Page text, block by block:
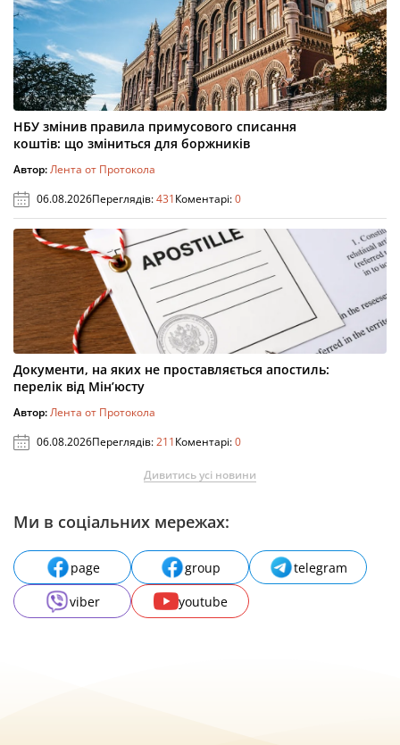
НБУ змінив правила примусового списання
коштів: що зміниться для боржників
Автор:Лента от Протокола
06.08.2026Переглядів:431Коментарі:0
Документи, на яких не проставляється апостиль:
перелік від Мін’юсту
Автор:Лента от Протокола
06.08.2026Переглядів:211Коментарі:0
Дивитись усі новини
Ми в соціальних мережах:
page group
telegram
viber
youtube